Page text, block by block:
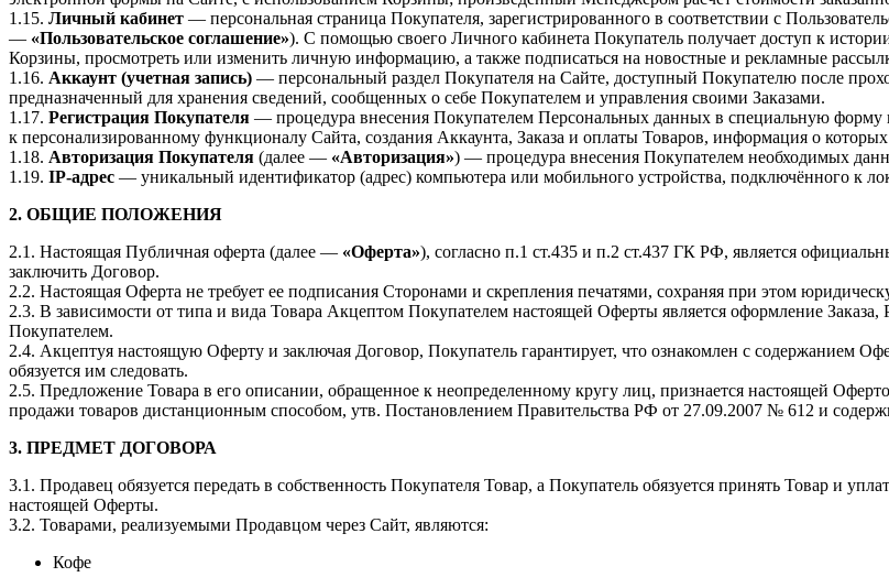
1.15. Личный кабинет — персональная страница Покупателя, зарегистрированного в соответствии с
— «Пользовательское соглашение»). С помощью своего Личного кабинета Покупатель получает доступ к
Корзины, просмотреть или изменить личную информацию, а также подписаться на новостные и рекламные
1.16. Аккаунт (учетная запись) — персональный раздел Покупателя на Сайте, доступный Покупателю после
предназначенный для хранения сведений, сообщенных о себе Покупателем и управления своими Заказами.
1.17. Регистрация Покупателя — процедура внесения Покупателем Персональных данных в специальную форму
к персонализированному функционалу Сайта, создания Аккаунта, Заказа и оплаты Товаров, информация о
1.18. Авторизация Покупателя (далее — «Авторизация») — процедура внесения Покупателем необходимых
1.19. IP-адрес — уникальный идентификатор (адрес) компьютера или мобильного устройства, подключённого к
2. ОБЩИЕ ПОЛОЖЕНИЯ
2.1. Настоящая Публичная оферта (далее — «Оферта»), согласно п.1 ст.435 и п.2 ст.437 ГК РФ, является
заключить Договор.
2.2. Настоящая Оферта не требует ее подписания Сторонами и скрепления печатями, сохраняя при этом
2.3. В зависимости от типа и вида Товара Акцептом Покупателем настоящей Оферты является оформление
Покупателем.
2.4. Акцептуя настоящую Оферту и заключая Договор, Покупатель гарантирует, что ознакомлен с содержанием
обязуется им следовать.
2.5. Предложение Товара в его описании, обращенное к неопределенному кругу лиц, признается настоящей
продажи товаров дистанционным способом, утв. Постановлением Правительства РФ от 27.09.2007 № 612 и
3. ПРЕДМЕТ ДОГОВОРА
3.1. Продавец обязуется передать в собственность Покупателя Товар, а Покупатель обязуется принять Товар и
настоящей Оферты.
3.2. Товарами, реализуемыми Продавцом через Сайт, являются:
Кофе